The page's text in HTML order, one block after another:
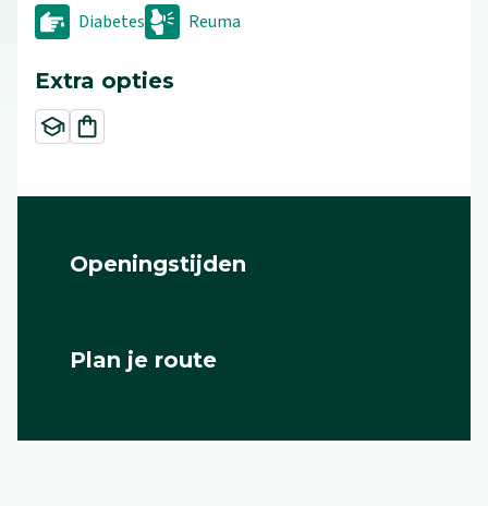
Diabetes Reuma
Extra opties
Openingstijden
Plan je route